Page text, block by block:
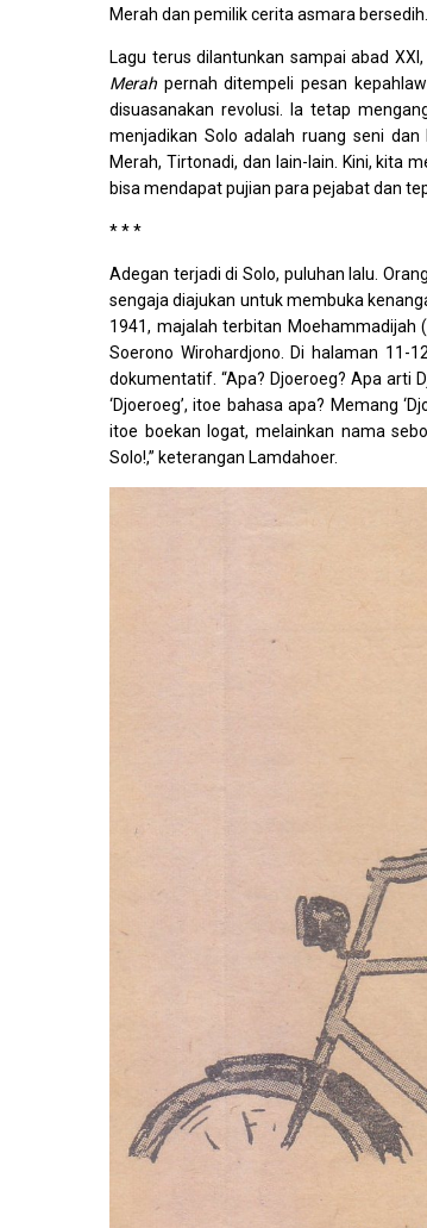
Merah dan pemilik cerita asmara bersedih.
Lagu terus dilantunkan sampai abad
Merah pernah ditempeli pesan
disuasanakan revolusi. Ia tetap
menjadikan Solo adalah ruang seni
Merah, Tirtonadi, dan lain-lain. Kini, kita
bisa mendapat pujian para pejabat dan
* * *
Adegan terjadi di Solo, puluhan lalu.
sengaja diajukan untuk membuka
1941, majalah terbitan Moehammadijah
Soerono Wirohardjono. Di halaman 11-
dokumentatif. “Apa? Djoeroeg? Apa arti
‘Djoeroeg’, itoe bahasa apa? Memang
itoe boekan logat, melainkan nama
Solo!,” keterangan Lamdahoer.